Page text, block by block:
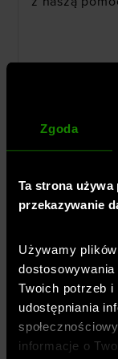
Zgoda
Ta strona
przekazywanie
Używamy
Twoich potrzeb
udostępniania
informacje o
założyć